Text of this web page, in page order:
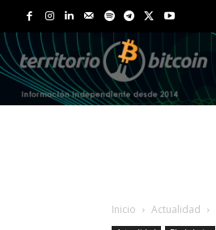
Inicio Actualidad